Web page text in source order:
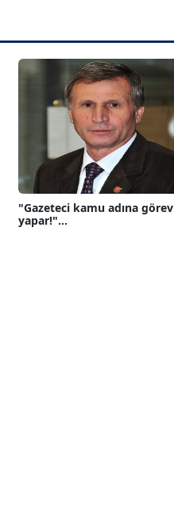
"Gazeteci kamu adına görev
yapar!"...